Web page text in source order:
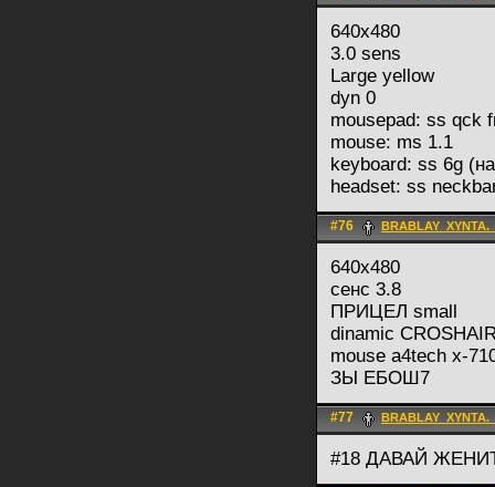
640x480
3.0 sens
Large yellow
dyn 0
mousepad: ss qck
mouse: ms 1.1
keyboard: ss 6g
headset: ss
#76
640х480
сенс 3.8
ПРИЦЕЛ small
dinamic
mouse a4tech x-
ЗЫ ЕБОШ7
#77
#18 ДАВАЙ